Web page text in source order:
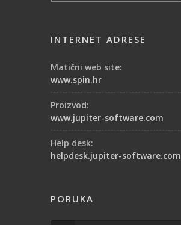
INTERNET ADRESE
Matični web site:
www.spin.hr
Proizvod:
www.jupiter-software.com
Help desk:
helpdesk.jupiter-software.com
PORUKA